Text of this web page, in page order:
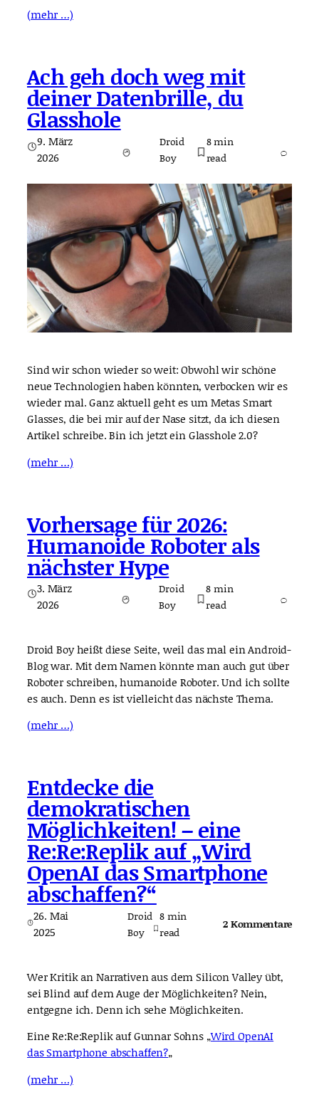
(mehr …)
Ach geh doch weg mit
deiner Datenbrille, du
Glasshole
9. März
2026
Droid
Boy
8min
read
Sind wir schon wieder so weit: Obwohl wir schöne
neue Technologien haben könnten, verbocken wir es
wieder mal. Ganz aktuell geht es um Metas Smart
Glasses, die bei mir auf der Nase sitzt, da ich diesen
Artikel schreibe. Bin ich jetzt ein Glasshole 2.0?
(mehr …)
Vorhersage für 2026:
Humanoide Roboter als
nächster Hype
3. März
2026
Droid
Boy
8min
read
Droid Boy heißt diese Seite, weil das mal ein Android-
Blog war. Mit dem Namen könnte man auch gut über
Roboter schreiben, humanoide Roboter. Und ich sollte
es auch. Denn es ist vielleicht das nächste Thema.
(mehr …)
Entdecke die
demokratischen
Möglichkeiten! – eine
Re:Re:Replik auf „Wird
OpenAI das Smartphone
abschaffen?“
26. Mai
2025
Droid
Boy
8 min
read
2 Kommentare
Wer Kritik an Narrativen aus dem Silicon Valley übt,
sei Blind auf dem Auge der Möglichkeiten? Nein,
entgegne ich. Denn ich sehe Möglichkeiten.
Eine Re:Re:Replik auf Gunnar Sohns „Wird OpenAI
das Smartphone abschaffen?„
(mehr …)